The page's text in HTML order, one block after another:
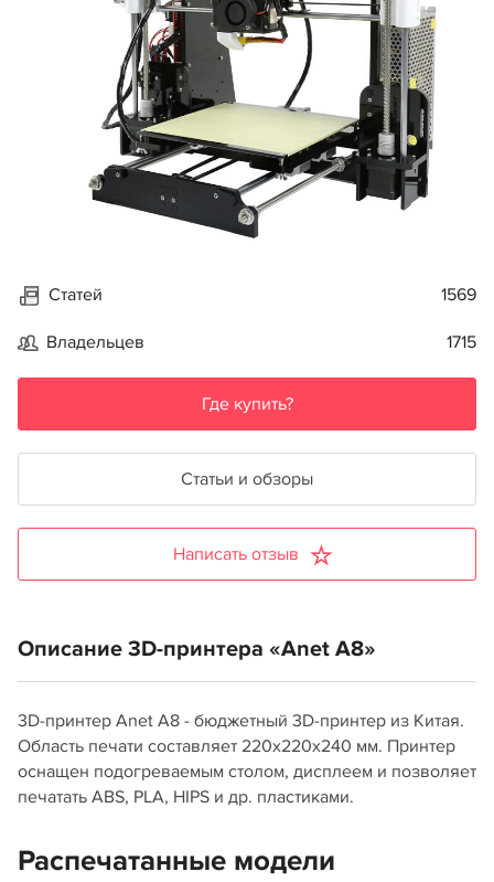
Статей 1569
Владельцев 1715
Где купить?
Статьи и обзоры
Написать отзыв
Описание 3D-принтера «Anet A8»
3D-принтер Anet A8 - бюджетный 3D-принтер из Китая.
Область печати составляет 220x220x240 мм. Принтер
оснащен подогреваемым столом, дисплеем и позволяет
печатать ABS, PLA, HIPS и др. пластиками.
Распечатанные модели